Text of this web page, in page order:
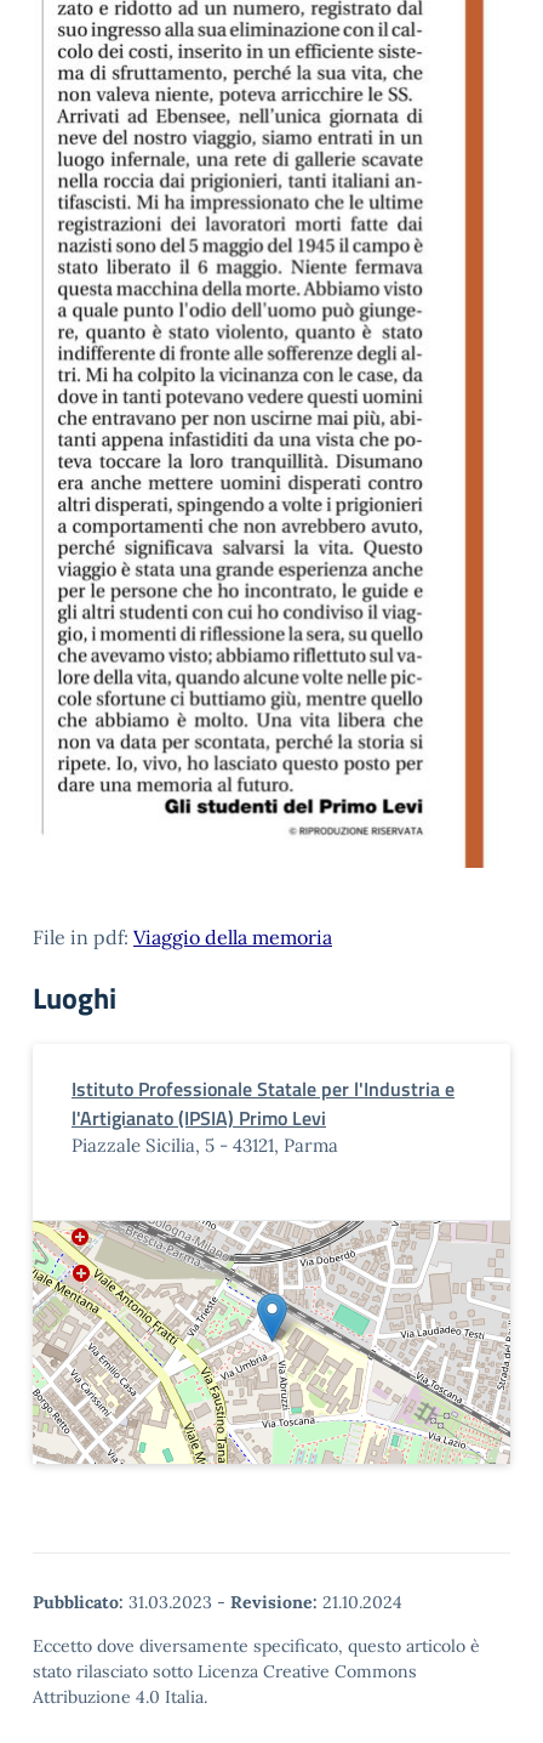
File in pdf: Viaggio della memoria
Luoghi
Istituto Professionale Statale per l'Industria e
l'Artigianato (IPSIA) Primo Levi
Piazzale Sicilia, 5 - 43121, Parma
Pubblicato: 31.03.2023 - Revisione: 21.10.2024
Eccetto dove diversamente specificato, questo articolo è
stato rilasciato sotto Licenza Creative Commons
Attribuzione 4.0 Italia.